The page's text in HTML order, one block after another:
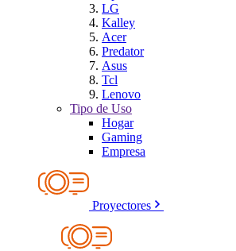
LG
Kalley
Acer
Predator
Asus
Tcl
Lenovo
Tipo de Uso
Hogar
Gaming
Empresa
Proyectores